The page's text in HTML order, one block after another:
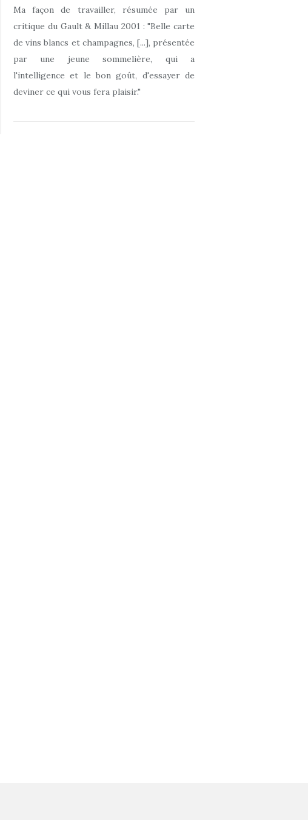
Ma façon de travailler, résumée par un
critique du Gault & Millau 2001 : "Belle carte
de vins blancs et champagnes, [...], présentée
par une jeune sommelière, qui a
l'intelligence et le bon goût, d'essayer de
deviner ce qui vous fera plaisir."